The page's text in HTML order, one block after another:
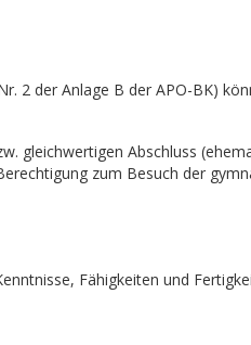
2 der Anlage B der APO-BK)
gleichwertigen Abschluss
zum Besuch der
Fähigkeiten und